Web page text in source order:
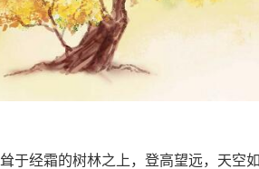
经霜的树林之上，登高望远，天空如